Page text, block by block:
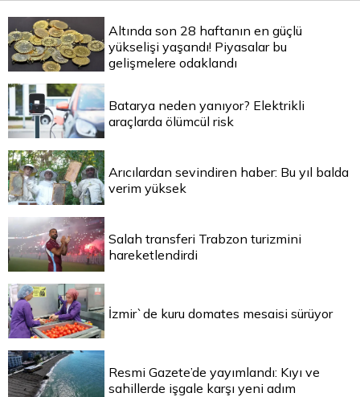
Altında son 28 haftanın en güçlü
yükselişi yaşandı! Piyasalar bu
gelişmelere odaklandı
Batarya neden yanıyor? Elektrikli
araçlarda ölümcül risk
Arıcılardan sevindiren haber: Bu yıl balda
verim yüksek
Salah transferi Trabzon turizmini
hareketlendirdi
İzmir`de kuru domates mesaisi sürüyor
Resmi Gazete’de yayımlandı: Kıyı ve
sahillerde işgale karşı yeni adım